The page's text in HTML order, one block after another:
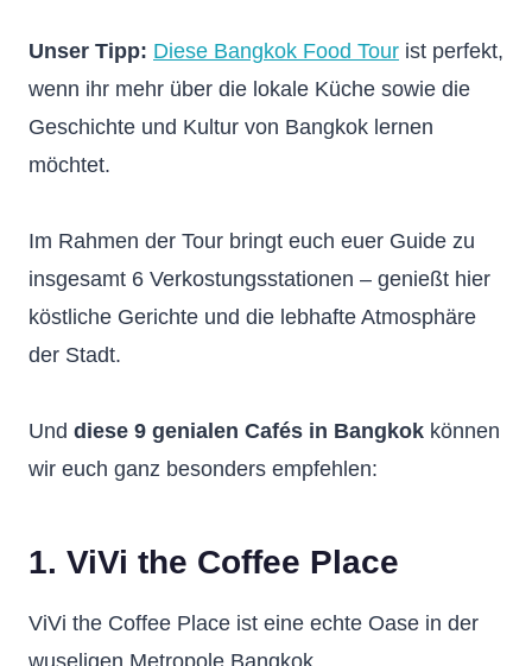
Unser Tipp: Diese Bangkok Food Tour ist perfekt,
wenn ihr mehr über die lokale Küche sowie die
Geschichte und Kultur von Bangkok lernen
möchtet.
Im Rahmen der Tour bringt euch euer Guide zu
insgesamt 6 Verkostungsstationen – genießt hier
köstliche Gerichte und die lebhafte Atmosphäre
der Stadt.
Und diese 9 genialen Cafés in Bangkok können
wir euch ganz besonders empfehlen:
1. ViVi the Coffee Place
ViVi the Coffee Place ist eine echte Oase in der
wuseligen Metropole Bangkok.